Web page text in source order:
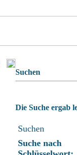
Suchen
Die Suche ergab
Suchen
Suche nach